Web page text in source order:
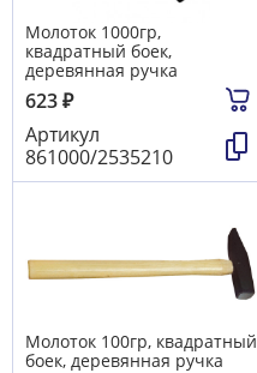
Молоток 1000гр,
квадратный боек,
деревянная ручка
623₽
Артикул
861000/2535210
Молоток 100гр, квадратный
боек, деревянная ручка